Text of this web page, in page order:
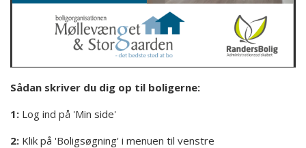
Sådan skriver du dig op til boligerne:
1: Log ind på 'Min side'
2: Klik på 'Boligsøgning' i menuen til venstre